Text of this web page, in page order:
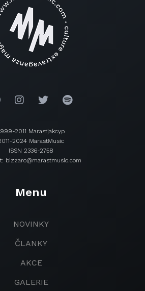
2011 Marastjakcyp
2024 MarastMusic
ISSN 2336-2758
bizzaro@marastmusic.com
Menu
NOVINKY
ČLANKY
AKCE
GALERIE